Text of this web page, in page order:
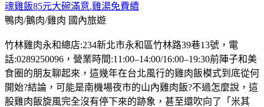
魂雞飯85元大碗滿意.雞湯免費續
鴨肉/鵝肉/雞肉 國內旅遊
竹林雞肉永和總店:234新北市永和區竹林路39巷13號，電
話:0289250096，營業時間:11:00–14:00/16:00–19:30前陣子和美
食圈的朋友聊起來，這幾年在台北風行的雞肉飯模式到底從何
開始?結論，可能是南機場夜市的山內雞肉飯?不過怎麼說，這
股雞肉飯旋風完全沒有停下來的跡象，甚至還吹向了「米其